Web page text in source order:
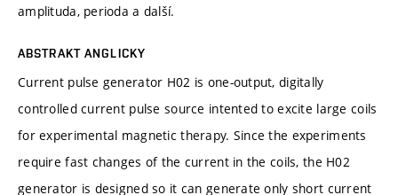
amplituda, perioda a další.
ABSTRAKT ANGLICKY
Current pulse generator H02 is one-output, digitally
controlled current pulse source intented to excite large coils
for experimental magnetic therapy. Since the experiments
require fast changes of the current in the coils, the H02
generator is designed so it can generate only short current